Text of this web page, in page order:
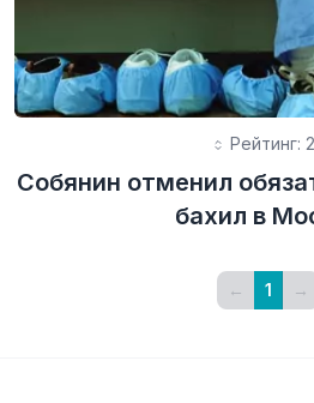
Рейтинг:
Собянин отменил
бахил в
← 1 →